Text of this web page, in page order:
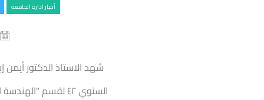
أخبار ادارة الجامعة
شهد الاستاذ الدكتور
السنوي ٤٢ لقسم